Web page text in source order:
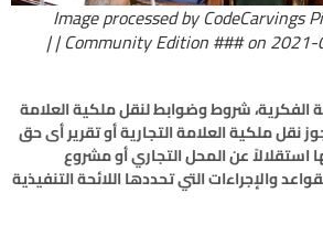
Image processed by CodeCarvings
Community Edition ### on 2021-
الفكرية، شروط وضوابط لنقل ملكية العلامة
نقل ملكية العلامة التجارية أو تقرير أى حق
استقلالاً عن المحل التجاري أو مشروع
والإجراءات التي تحددها اللائحة التنفيذية